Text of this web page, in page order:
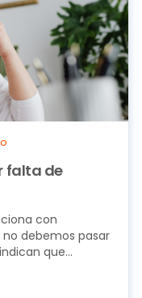
falta de
con
debemos pasar
que...